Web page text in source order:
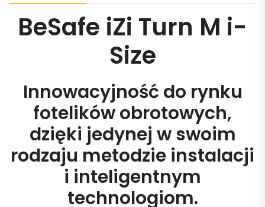
BeSafe iZi Turn M i-
Size
Innowacyjność do rynku
fotelików obrotowych,
dzięki jedynej w swoim
rodzaju metodzie instalacji
i inteligentnym
technologiom.